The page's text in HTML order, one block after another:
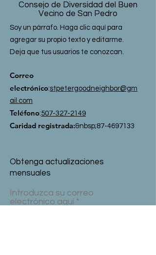
Consejo de Diversidad del Buen
Vecino de San Pedro
Soy un párrafo. Haga clic aquí para
agregar su propio texto y editarme.
Deja que tus usuarios te conozcan.
Correo
electrónico:stpetergoodneighbor@gm
ail.com
Teléfono:507-327-2149
Caridad registrada:&nbsp;87-4697133
Obtenga actualizaciones
mensuales
Introduzca su correo
electrónico aquí